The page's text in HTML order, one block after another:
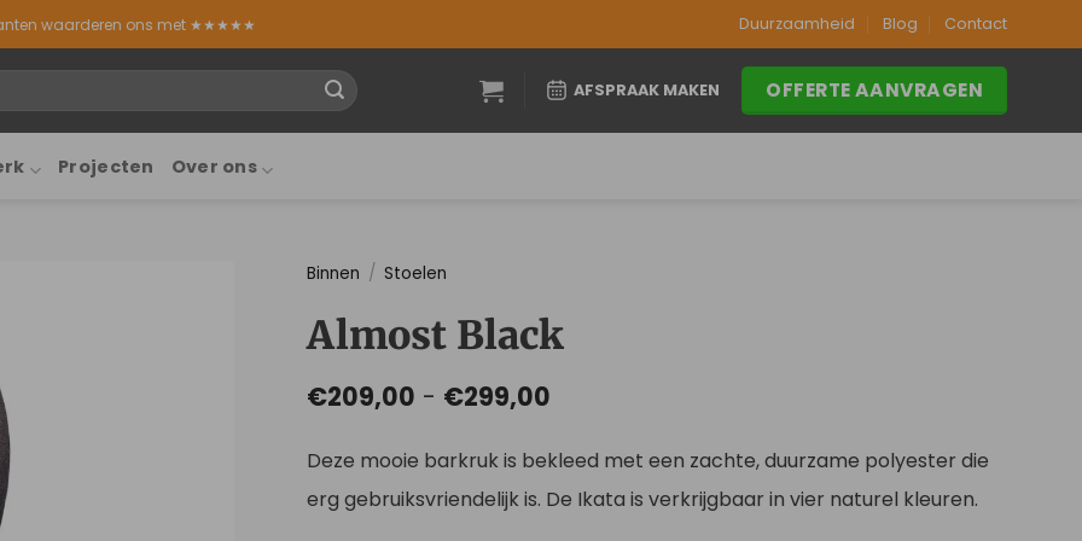
waarderen ons met ★★★★★ Duurzaamheid Blog Contact
AFSPRAAK MAKEN OFFERTE AANVRAGEN
Projecten Over ons
Binnen / Stoelen
Almost Black
€209,00 - €299,00
tot
€299,00
Deze mooie barkruk is bekleed met een zachte, duurzame polyester die
erg gebruiksvriendelijk is. De Ikata is verkrijgbaar in vier naturel kleuren.